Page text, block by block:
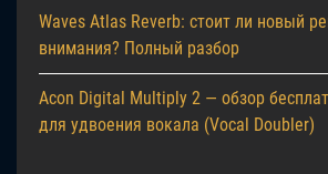
Waves Atlas Reverb: стоит ли новый
внимания? Полный разбор
Acon Digital Multiply 2 — обзор
для удвоения вокала (Vocal Doubler)